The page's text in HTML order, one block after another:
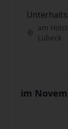
am
Lübeck
im